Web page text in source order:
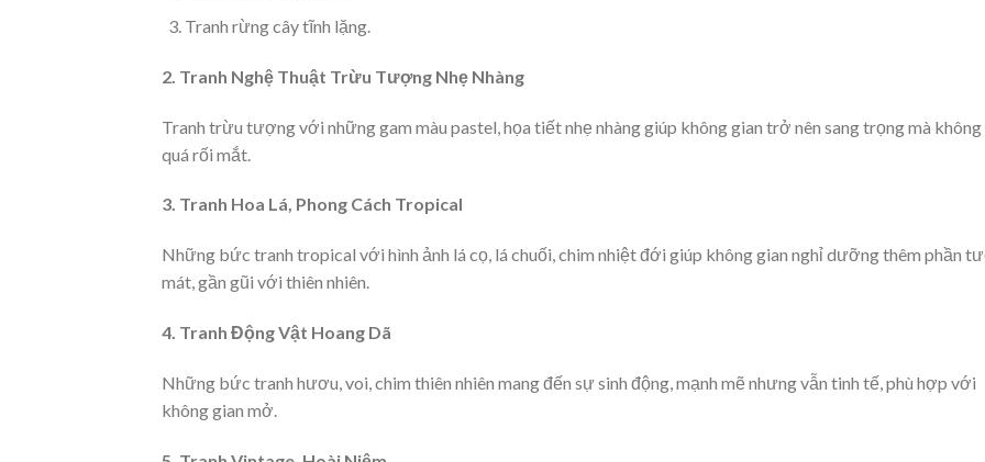
Tranh rừng cây tĩnh lặng.
2. Tranh Nghệ Thuật Trừu Tượng Nhẹ Nhàng
Tranh trừu tượng với những gam màu pastel, họa tiết nhẹ nhàng giúp không gian trở nên sang trọng mà không
quá rối mắt.
3. Tranh Hoa Lá, Phong Cách Tropical
Những bức tranh tropical với hình ảnh lá cọ, lá chuối, chim nhiệt đới giúp không gian nghỉ dưỡng thêm phần
mát, gần gũi với thiên nhiên.
4. Tranh Động Vật Hoang Dã
Những bức tranh hươu, voi, chim thiên nhiên mang đến sự sinh động, mạnh mẽ nhưng vẫn tinh tế, phù hợp với
không gian mở.